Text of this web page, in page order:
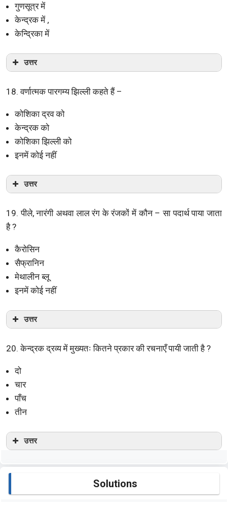
गुणसूत्र में
केन्द्रक में ,
केन्द्रिका में
उत्तर
18. वर्णात्मक पारगम्य झिल्ली कहते हैं –
कोशिका द्रव को
केन्द्रक को
कोशिका झिल्ली को
इनमें कोई नहीं
उत्तर
19. पीले, नारंगी अथवा लाल रंग के रंजकों में कौन – सा पदार्थ पाया जाता
है ?
कैरोसिन
सैफ्रानिन
मेथालीन ब्लू
इनमें कोई नहीं
उत्तर
20. केन्द्रक द्रव्य में मुख्यतः कितने प्रकार की रचनाएँ पायी जाती है ?
दो
चार
पाँच
तीन
उत्तर
Solutions